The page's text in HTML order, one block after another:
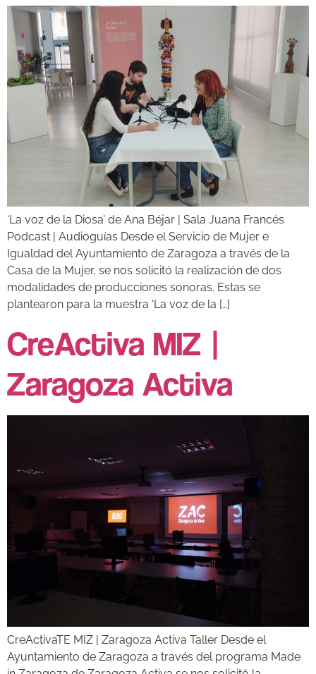
‘La voz de la Diosa’ de Ana Béjar | Sala Juana Francés
Podcast | Audioguías Desde el Servicio de Mujer e
Igualdad del Ayuntamiento de Zaragoza a través de la
Casa de la Mujer, se nos solicitó la realización de dos
modalidades de producciones sonoras. Estas se
plantearon para la muestra ‘La voz de la […]
CreActiva MIZ |
Zaragoza Activa
CreActivaTE MIZ | Zaragoza Activa Taller Desde el
Ayuntamiento de Zaragoza a través del programa Made